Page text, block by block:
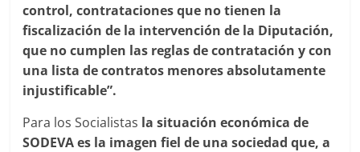
control, contrataciones que no tienen la
fiscalización de la intervención de la Diputación,
que no cumplen las reglas de contratación y con
una lista de contratos menores absolutamente
injustificable”.
Para los Socialistas la situación económica de
SODEVA es la imagen fiel de una sociedad que, a